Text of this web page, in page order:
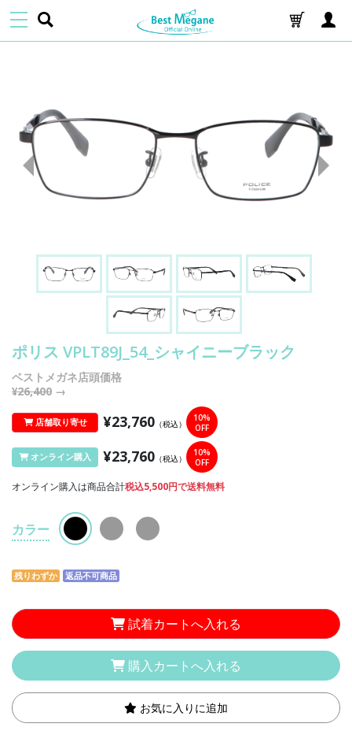
ポリス VPLT89J_54_シャイニーブラック
ベストメガネ店頭価格
¥26,400 →
店舗取り寄せ ¥23,760 （税込）
10%
OFF
オンライン購入 ¥23,760 （税込）
10%
OFF
オンライン購入は商品合計税込5,500円で送料無料
カラー
残りわずか 返品不可商品
試着カートへ入れる
購入カートへ入れる
お気に入りに追加